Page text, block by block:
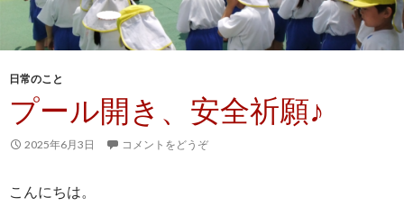
日常のこと
プール開き、安全祈願♪
2025年6月3日 コメントをどうぞ
こんにちは。